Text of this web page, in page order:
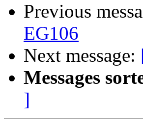
Previous
EG106
Next message:
Messages
]